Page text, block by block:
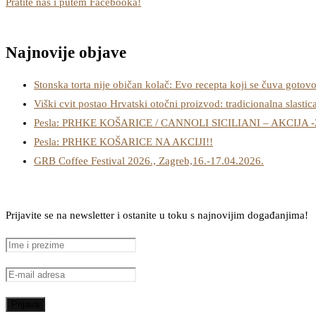
Pratite nas i putem Facebooka!
Najnovije objave
Stonska torta nije običan kolač: Evo recepta koji se čuva
Viški cvit postao Hrvatski otočni proizvod: tradicionalna
Pesla: PRHKE KOŠARICE / CANNOLI SICILIANI – AKCIJA
Pesla: PRHKE KOŠARICE NA AKCIJI!!
GRB Coffee Festival 2026., Zagreb,16.-17.04.2026.
Prijavite se na newsletter i ostanite u toku s najnovijim događanjima!